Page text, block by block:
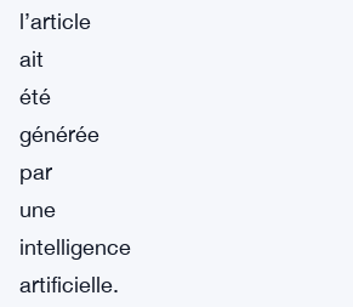
l’article
ait
été
générée
par
une
intelligence
artificielle.